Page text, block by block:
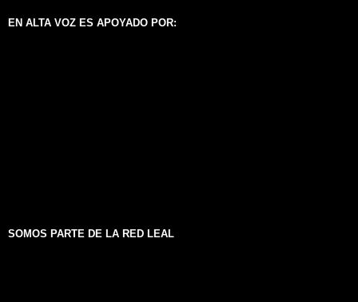
EN ALTA VOZ ES APOYADO POR:
SOMOS PARTE DE LA RED LEAL